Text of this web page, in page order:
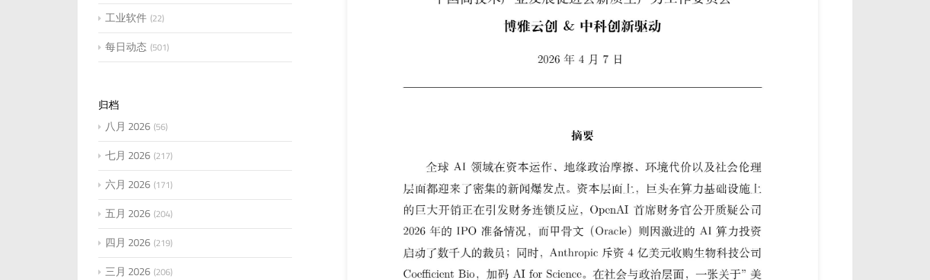
工业软件 22
每日动态 501
归档
八月 2026 56
七月 2026 217
六月 2026 171
五月 2026 204
四月 2026 219
三月 2026 206